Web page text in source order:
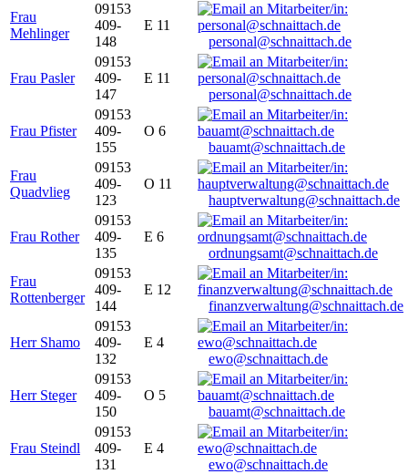
Frau
Mehlinger
09153
409-
148
E 11
personal@schnaittach.de
Frau Pasler
09153
409-
147
E 11
personal@schnaittach.de
Frau Pfister
09153
409-
155
O 6
bauamt@schnaittach.de
Frau
Quadvlieg
09153
409-
123
O 11
hauptverwaltung@schnaittach.de
Frau Rother
09153
409-
135
E 6
ordnungsamt@schnaittach.de
Frau
Rottenberger
09153
409-
144
E 12
finanzverwaltung@schnaittach.de
Herr Shamo
09153
409-
132
E 4
ewo@schnaittach.de
Herr Steger
09153
409-
150
O 5
bauamt@schnaittach.de
Frau Steindl
09153
409-
131
E 4
ewo@schnaittach.de